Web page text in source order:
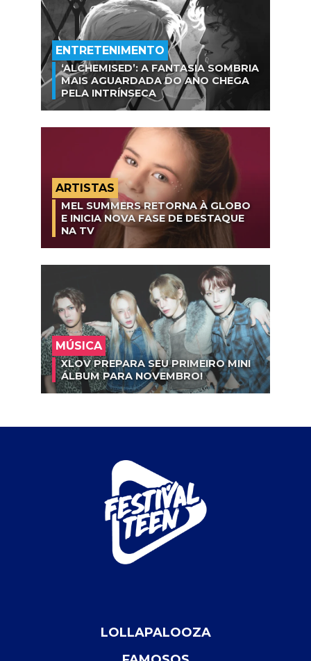
ENTRETENIMENTO
‘ALCHEMISED’: A FANTASIA SOMBRIA
MAIS AGUARDADA DO ANO CHEGA
PELA INTRÍNSECA
ARTISTAS
MEL SUMMERS RETORNA À GLOBO
E INICIA NOVA FASE DE DESTAQUE
NA TV
MÚSICA
XLOV PREPARA SEU PRIMEIRO MINI
ÁLBUM PARA NOVEMBRO!
LOLLAPALOOZA